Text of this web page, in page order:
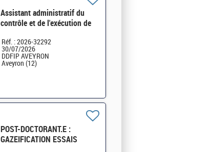
Assistant administratif du
contrôle et de l'exécution de
Rodez H/F
Réf. : 2026-32292
30/07/2026
DDFIP AVEYRON
Aveyron (12)
POST-DOCTORANT.E :
GAZEIFICATION ESSAIS